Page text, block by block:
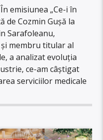
emisiunea „Ce-i în
de Cozmin Gușă la
Sarafoleanu,
membru titular al
a analizat evoluția
ce-am câștigat
serviciilor medicale